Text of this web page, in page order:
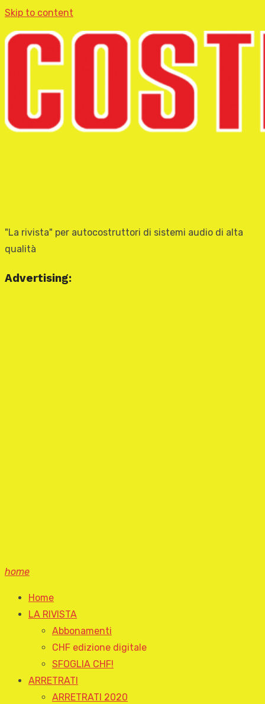
Skip to content
"La rivista" per autocostruttori di sistemi audio di alta
qualità
Advertising:
home
Home
LA RIVISTA
Abbonamenti
CHF edizione digitale
SFOGLIA CHF!
ARRETRATI
ARRETRATI 2020